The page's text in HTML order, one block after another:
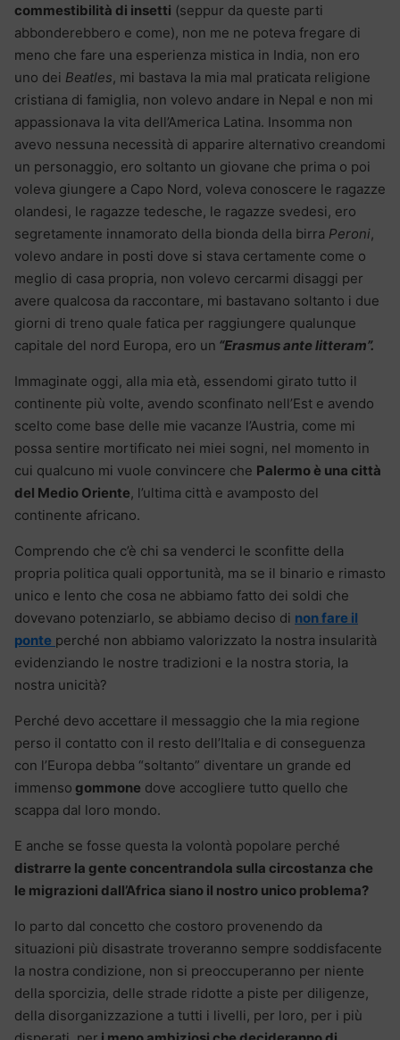
commestibilità di insetti (seppur da queste parti
abbonderebbero e come), non me ne poteva fregare di
meno che fare una esperienza mistica in India, non ero
uno dei Beatles, mi bastava la mia mal praticata religione
cristiana di famiglia, non volevo andare in Nepal e non mi
appassionava la vita dell’America Latina. Insomma non
avevo nessuna necessità di apparire alternativo creandomi
un personaggio, ero soltanto un giovane che prima o poi
voleva giungere a Capo Nord, voleva conoscere le ragazze
olandesi, le ragazze tedesche, le ragazze svedesi, ero
segretamente innamorato della bionda della birra Peroni,
volevo andare in posti dove si stava certamente come o
meglio di casa propria, non volevo cercarmi disaggi per
avere qualcosa da raccontare, mi bastavano soltanto i due
giorni di treno quale fatica per raggiungere qualunque
capitale del nord Europa, ero un “Erasmus ante litteram”.
Immaginate oggi, alla mia età, essendomi girato tutto il
continente più volte, avendo sconfinato nell’Est e avendo
scelto come base delle mie vacanze l’Austria, come mi
possa sentire mortificato nei miei sogni, nel momento in
cui qualcuno mi vuole convincere che Palermo è una città
del Medio Oriente, l’ultima città e avamposto del
continente africano.
Comprendo che c’è chi sa venderci le sconfitte della
propria politica quali opportunità, ma se il binario e rimasto
unico e lento che cosa ne abbiamo fatto dei soldi che
dovevano potenziarlo, se abbiamo deciso di non fare il
ponte perché non abbiamo valorizzato la nostra insularità
evidenziando le nostre tradizioni e la nostra storia, la
nostra unicità?
Perché devo accettare il messaggio che la mia regione
perso il contatto con il resto dell’Italia e di conseguenza
con l’Europa debba “soltanto” diventare un grande ed
immenso gommone dove accogliere tutto quello che
scappa dal loro mondo.
E anche se fosse questa la volontà popolare perché
distrarre la gente concentrandola sulla circostanza che
le migrazioni dall’Africa siano il nostro unico problema?
Io parto dal concetto che costoro provenendo da
situazioni più disastrate troveranno sempre soddisfacente
la nostra condizione, non si preoccuperanno per niente
della sporcizia, delle strade ridotte a piste per diligenze,
della disorganizzazione a tutti i livelli, per loro, per i più